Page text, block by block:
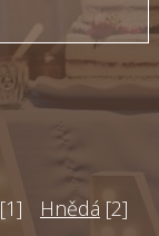
[1] Hnědá [2]